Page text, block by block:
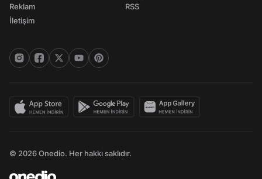
Reklam
İletişim
RSS
© 2026 Onedio. Her hakkı saklıdır.